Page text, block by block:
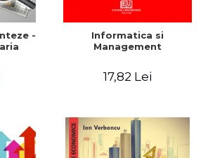
-
Informatica si
Management
17,82 Lei